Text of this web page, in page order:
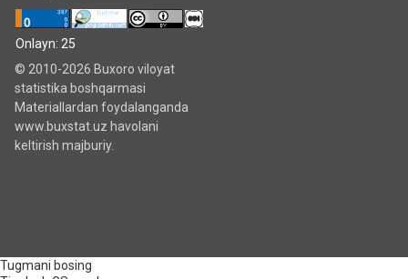
Onlayn: 25
© 2010-2026 Buxoro viloyat
statistika boshqarmasi
Materiallardan foydalanganda
www.buxstat.uz havolani
keltirish majburiy.
Tugmani bosing